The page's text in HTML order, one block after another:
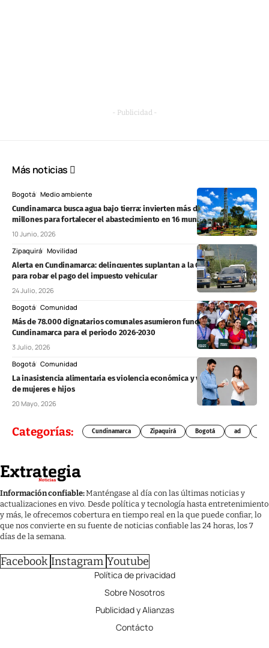
- Publicidad -
Más noticias
Bogotá Medio ambiente
Cundinamarca busca agua bajo tierra: invierten más de $12.240
millones para fortalecer el abastecimiento en 16 municipios
10 Junio, 2026
Zipaquirá Movilidad
Alerta en Cundinamarca: delincuentes suplantan a la Gobernación
para robar el pago del impuesto vehicular
24 Julio, 2026
Bogotá Comunidad
Más de 78.000 dignatarios comunales asumieron funciones en
Cundinamarca para el periodo 2026-2030
3 Julio, 2026
Bogotá Comunidad
La inasistencia alimentaria es violencia económica y vulnera derechos
de mujeres e hijos
20 Mayo, 2026
Categorías: Cundinamarca Zipaquirá Bogotá ad
Información confiable:Manténgase al día con las últimas noticias y
actualizaciones en vivo. Desde política y tecnología hasta entretenimiento
y más, le ofrecemos cobertura en tiempo real en la que puede confiar, lo
que nos convierte en su fuente de noticias confiable las 24 horas, los 7
días de la semana.
Facebook Instagram Youtube
Política de privacidad
Sobre Nosotros
Publicidad y Alianzas
Contácto